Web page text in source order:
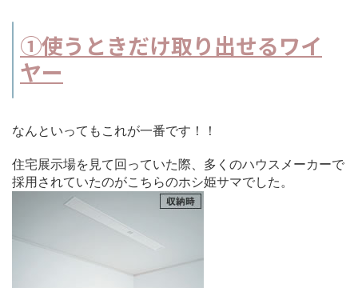
①使うときだけ取り出せるワイ
ヤー
なんといってもこれが一番です！！
住宅展示場を見て回っていた際、多くのハウスメーカーで
採用されていたのがこちらのホシ姫サマでした。